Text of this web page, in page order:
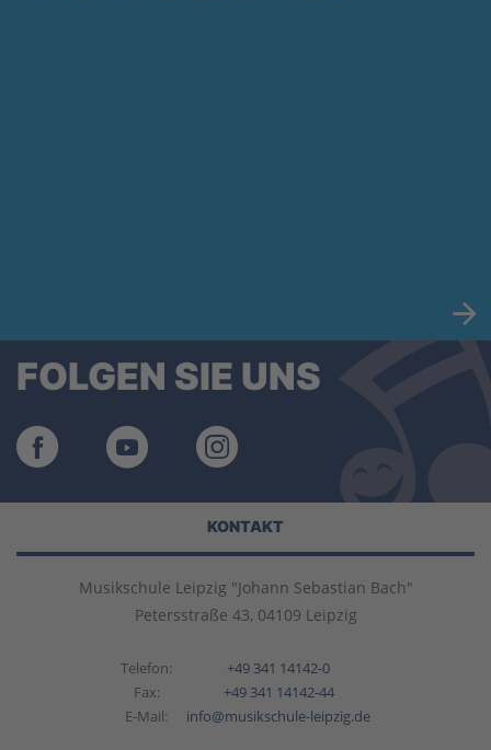
FOLGEN SIE UNS
KONTAKT
Musikschule Leipzig "Johann Sebastian Bach"
Petersstraße 43, 04109 Leipzig
Telefon:
+49 341 14142-0
Fax:
+49 341 14142-44
E-Mail:
info@musikschule-leipzig.de